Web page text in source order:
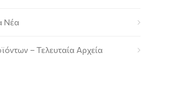
Νέα
– Τελευταία Αρχεία